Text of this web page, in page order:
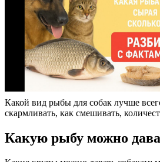
Какой вид рыбы для собак лучше
скармливать, как смешивать,
Какую рыбу можно